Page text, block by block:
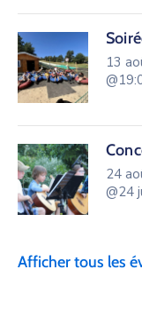
13
24
@24
Afficher tous les